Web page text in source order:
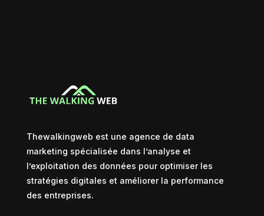
Thewalkingweb est une agence de data
marketing spécialisée dans l’analyse et
l’exploitation des données pour optimiser les
stratégies digitales et améliorer la performance
des entreprises.